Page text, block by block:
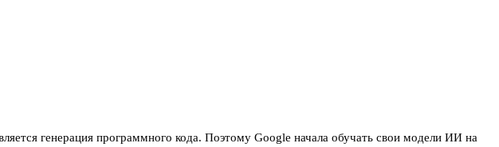
генерация программного кода. Поэтому Google начала обучать свои модели ИИ на